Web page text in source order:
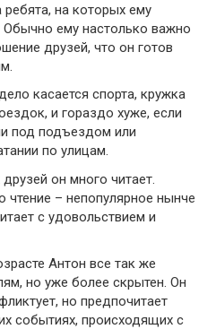
ребята, на которых ему
Обычно ему настолько важно
друзей, что он готов
касается спорта, кружка
и гораздо хуже, если
под подъездом или
по улицам.
он много читает.
чтение – непопулярное нынче
с удовольствием и
Антон все так же
но уже более скрытен. Он
но предпочитает
событиях, происходящих с